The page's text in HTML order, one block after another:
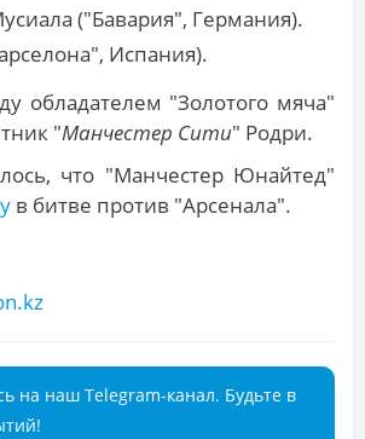
("Бавария", Германия).
Испания).
обладателем "Золотого мяча"
"Манчестер Сити" Родри.
что "Манчестер Юнайтед"
в битве против "Арсенала".
на наш Telegram-канал. Будьте в